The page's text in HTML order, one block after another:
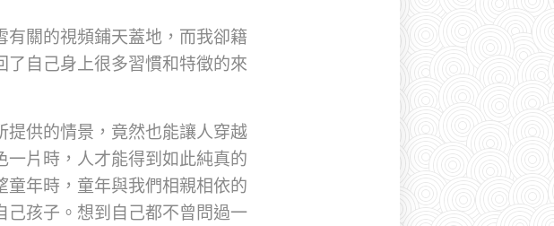
關的視頻鋪天蓋地，而我卻籍
自己身上很多習慣和特徵的來
提供的情景，竟然也能讓人穿越
一片時，人才能得到如此純真的
年時，童年與我們相親相依的
己孩子。想到自己都不曾問過一